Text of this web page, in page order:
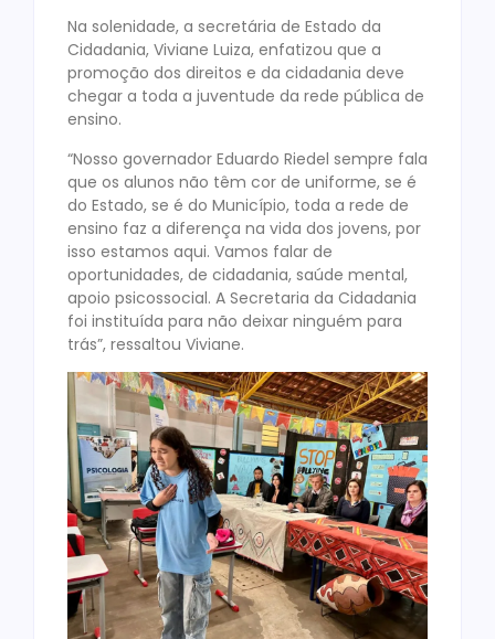
Na solenidade, a secretária de Estado da
Cidadania, Viviane Luiza, enfatizou que a
promoção dos direitos e da cidadania deve
chegar a toda a juventude da rede pública de
ensino.
“Nosso governador Eduardo Riedel sempre fala
que os alunos não têm cor de uniforme, se é
do Estado, se é do Município, toda a rede de
ensino faz a diferença na vida dos jovens, por
isso estamos aqui. Vamos falar de
oportunidades, de cidadania, saúde mental,
apoio psicossocial. A Secretaria da Cidadania
foi instituída para não deixar ninguém para
trás”, ressaltou Viviane.